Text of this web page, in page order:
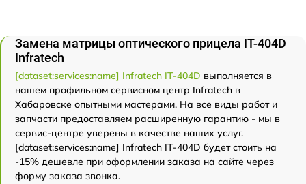
Замена матрицы оптического прицела IT-404D
Infratech
[dataset:services:name] Infratech IT-404D выполняется в
нашем профильном сервисном центр Infratech в
Хабаровске опытными мастерами. На все виды работ и
запчасти предоставляем расширенную гарантию - мы в
сервис-центре уверены в качестве наших услуг.
[dataset:services:name] Infratech IT-404D будет стоить на
-15% дешевле при оформлении заказа на сайте через
форму заказа звонка.